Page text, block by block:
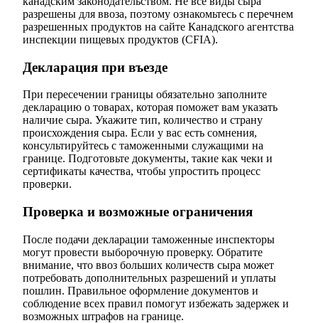
разрешены для ввоза, поэтому ознакомьтесь с перечнем
разрешенных продуктов на сайте Канадского агентства
инспекции пищевых продуктов (CFIA).
Декларация при въезде
При пересечении границы обязательно заполните
декларацию о товарах, которая поможет вам указать
наличие сыра. Укажите тип, количество и страну
происхождения сыра. Если у вас есть сомнения,
консультируйтесь с таможенными служащими на
границе. Подготовьте документы, такие как чеки и
сертификаты качества, чтобы упростить процесс
проверки.
Проверка и возможные ограничения
После подачи декларации таможенные инспекторы
могут провести выборочную проверку. Обратите
внимание, что ввоз больших количеств сыра может
потребовать дополнительных разрешений и уплаты
пошлин. Правильное оформление документов и
соблюдение всех правил помогут избежать задержек и
возможных штрафов на границе.